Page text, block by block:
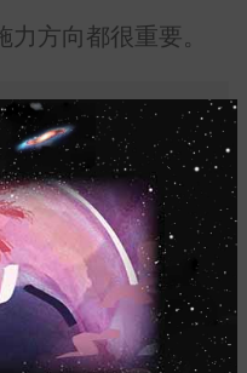
方向都很重要。
得假体过于向后
况。
。
态，然后直接